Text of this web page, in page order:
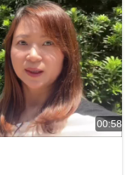
00:58